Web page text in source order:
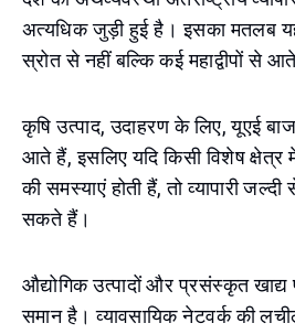
अत्यधिक जुड़ी हुई है। इसका मतलब
स्रोत से नहीं बल्कि कई महाद्वीपों से
कृषि उत्पाद, उदाहरण के लिए, यूएई
आते हैं, इसलिए यदि किसी विशेष क्षेत्र
की समस्याएं होती हैं, तो व्यापारी
सकते हैं।
औद्योगिक उत्पादों और प्रसंस्कृत खाद्य
समान है। व्यावसायिक नेटवर्क की